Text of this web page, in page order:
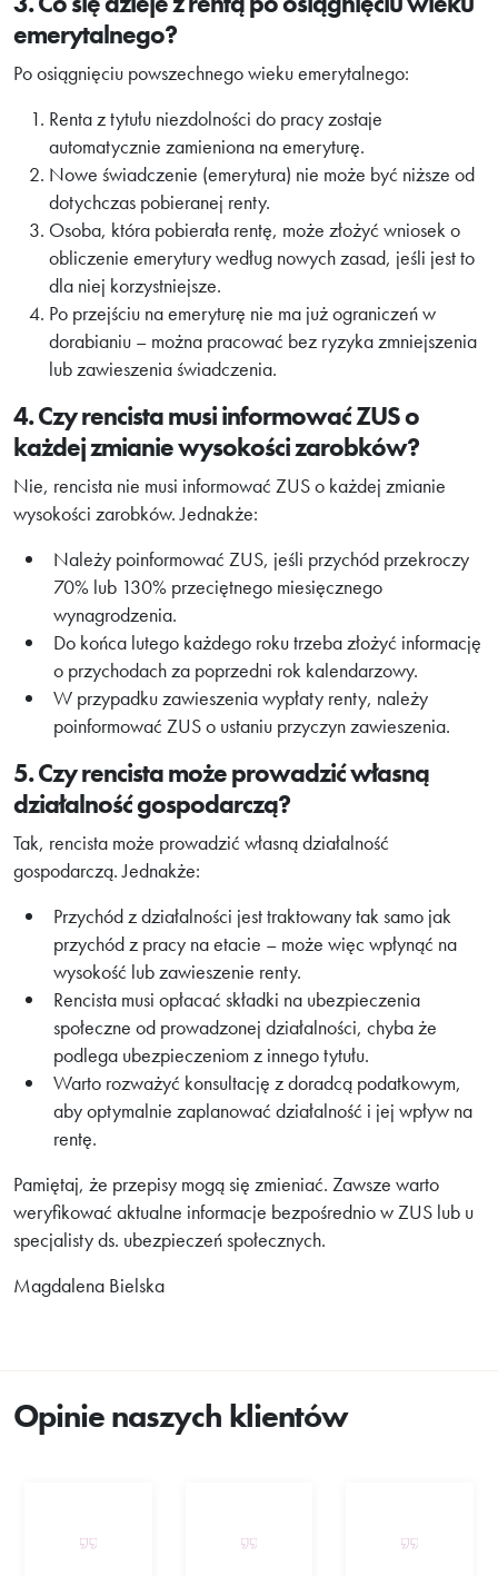
emerytalnego?
Po osiągnięciu powszechnego wieku emerytalnego:
Renta z tytułu niezdolności do pracy zostaje
automatycznie zamieniona na emeryturę.
Nowe świadczenie (emerytura) nie może być niższe od
dotychczas pobieranej renty.
Osoba, która pobierała rentę, może złożyć wniosek o
obliczenie emerytury według nowych zasad, jeśli jest to
dla niej korzystniejsze.
Po przejściu na emeryturę nie ma już ograniczeń w
dorabianiu – można pracować bez ryzyka zmniejszenia
lub zawieszenia świadczenia.
4. Czy rencista musi informować ZUS o
każdej zmianie wysokości zarobków?
Nie, rencista nie musi informować ZUS o każdej zmianie
wysokości zarobków. Jednakże:
Należy poinformować ZUS, jeśli przychód przekroczy
70% lub 130% przeciętnego miesięcznego
wynagrodzenia.
Do końca lutego każdego roku trzeba złożyć informację
o przychodach za poprzedni rok kalendarzowy.
W przypadku zawieszenia wypłaty renty, należy
poinformować ZUS o ustaniu przyczyn zawieszenia.
5. Czy rencista może prowadzić własną
działalność gospodarczą?
Tak, rencista może prowadzić własną działalność
gospodarczą. Jednakże:
Przychód z działalności jest traktowany tak samo jak
przychód z pracy na etacie – może więc wpłynąć na
wysokość lub zawieszenie renty.
Rencista musi opłacać składki na ubezpieczenia
społeczne od prowadzonej działalności, chyba że
podlega ubezpieczeniom z innego tytułu.
Warto rozważyć konsultację z doradcą podatkowym,
aby optymalnie zaplanować działalność i jej wpływ na
rentę.
Pamiętaj, że przepisy mogą się zmieniać. Zawsze warto
weryfikować aktualne informacje bezpośrednio w ZUS lub u
specjalisty ds. ubezpieczeń społecznych.
Magdalena Bielska
Opinie naszych klientów